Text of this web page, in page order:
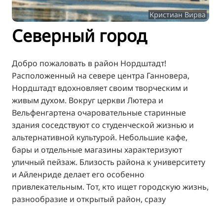
UK
BG
Кристиан Вирва
Северный город
Добро пожаловать в район Нордштадт!
Расположенный на севере центра Ганновера,
Нордштадт вдохновляет своим творческим и
живым духом. Вокруг церкви Лютера и
Вельфенгартена очаровательные старинные
здания соседствуют со студенческой жизнью и
альтернативной культурой. Небольшие кафе,
бары и отдельные магазины характеризуют
уличный пейзаж. Близость района к университету
и Айленриде делает его особенно
привлекательным. Тот, кто ищет городскую жизнь,
разнообразие и открытый район, сразу